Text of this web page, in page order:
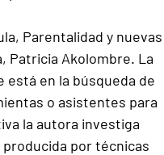
Parentalidad y nuevas
Patricia Akolombre. La
en la búsqueda de
o asistentes para
la autora investiga
por técnicas